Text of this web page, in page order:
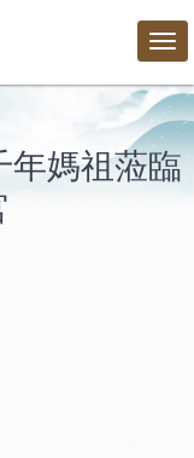
年媽祖蒞臨